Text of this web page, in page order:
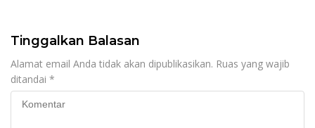
Tinggalkan Balasan
Alamat email Anda tidak akan dipublikasikan. Ruas yang wajib
ditandai *